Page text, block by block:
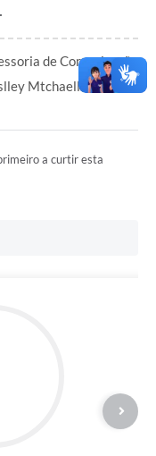
de Comunicação
Mtchaell
a curtir esta